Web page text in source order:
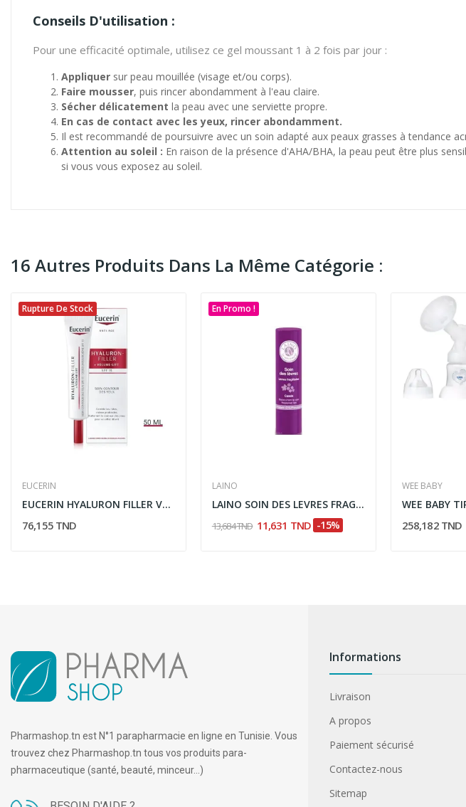
Conseils D'utilisation :
Pour une efficacité optimale, utilisez ce gel moussant 1 à 2 fois par jour :
Appliquer sur peau mouillée (visage et/ou corps).
Faire mousser, puis rincer abondamment à l'eau claire.
Sécher délicatement la peau avec une serviette propre.
En cas de contact avec les yeux, rincer abondamment.
Il est recommandé de poursuivre avec un soin adapté aux peaux grasses à tendance
Attention au soleil : En raison de la présence d'AHA/BHA, la peau peut être plus
si vous vous exposez au soleil.
16 Autres Produits Dans La Même Catégorie :
Rupture De Stock
EUCERIN
EUCERIN HYALURON FILLER VOLUME LIFT SOIN...
76,155 TND
En Promo !
LAINO
LAINO SOIN DES LEVRES FRAGILISEES GOUT CASSIS 4G
13,684 TND 11,631 TND -15%
WEE BABY
258,182 TND
Pharmashop.tn est N°1 parapharmacie en ligne en Tunisie. Vous
trouvez chez Pharmashop.tn tous vos produits para-
pharmaceutique (santé, beauté, minceur...)
Informations
Livraison
A propos
Paiement sécurisé
Contactez-nous
Sitemap